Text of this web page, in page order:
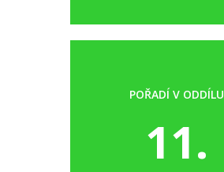
POŘADÍ V ODDÍLU
11.